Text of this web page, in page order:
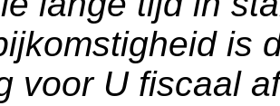
is
voor U fiscaal